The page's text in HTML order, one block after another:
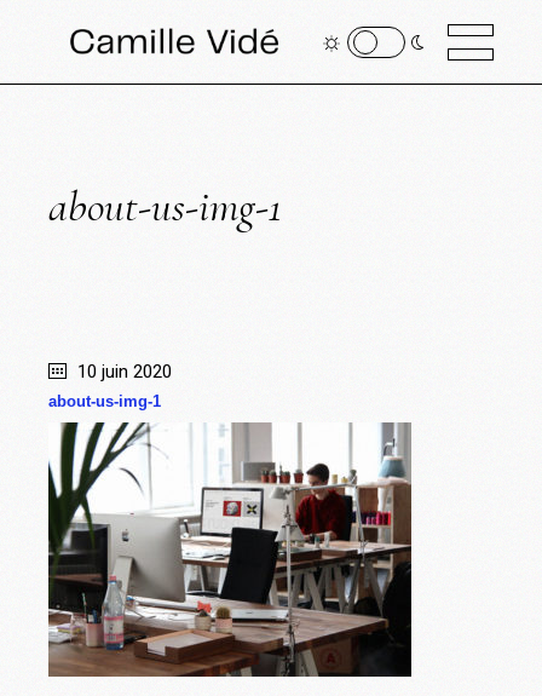
about-us-img-1
10 juin 2020
about-us-img-1